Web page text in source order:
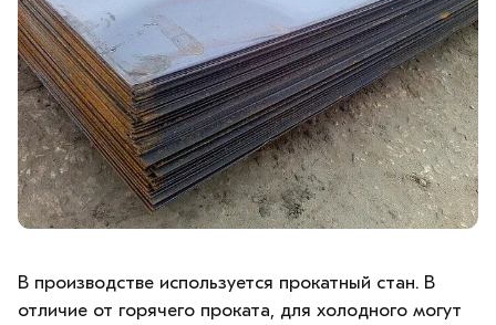
В производстве используется прокатный стан. В
отличие от горячего проката, для холодного могут